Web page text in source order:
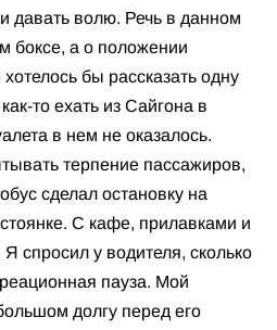
давать волю. Речь в данном
боксе, а о положении
бы рассказать одну
то ехать из Сайгона в
в нем не оказалось.
терпение пассажиров,
сделал остановку на
С кафе, прилавками и
спросил у водителя, сколько
пауза. Мой
долгу перед его